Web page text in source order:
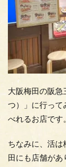
大阪梅田の阪急
つ）」に行って
べれるお店です
ちなみに、活は
田にも店舗があ